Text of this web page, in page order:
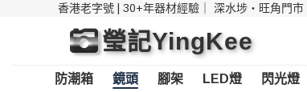
香港老字號 | 30+年器材經驗｜ 深水埗・旺角門市
瑩記YingKee
防潮箱 鏡頭 腳架 LED燈 閃光燈